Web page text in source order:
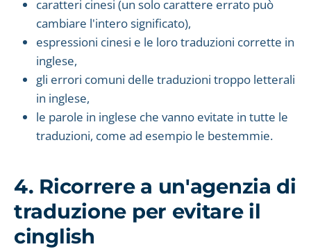
caratteri cinesi (un solo carattere errato può
cambiare l'intero significato),
espressioni cinesi e le loro traduzioni corrette in
inglese,
gli errori comuni delle traduzioni troppo letterali
in inglese,
le parole in inglese che vanno evitate in tutte le
traduzioni, come ad esempio le bestemmie.
4. Ricorrere a un'agenzia di
traduzione per evitare il
cinglish